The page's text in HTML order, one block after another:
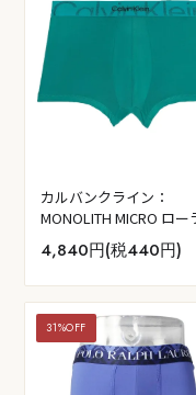
カルバンクライン：
MONOLITH MICRO ロー
ズボクサーパンツ (ディ
ーティドブルー)
4,840円(税440円)
31%OFF